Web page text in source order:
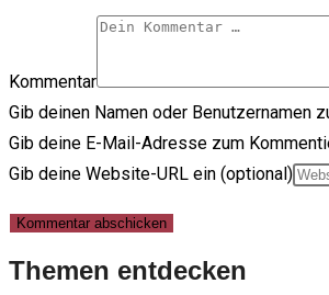
Kommentar
Gib deinen Namen oder Benutzernamen
Gib deine E-Mail-Adresse zum
Gib deine Website-URL ein (optional)
Themen entdecken